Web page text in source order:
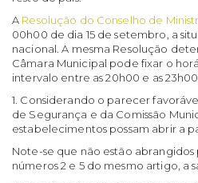
A Resolução do Conselho de
00h00 de dia 15 de setembro, a
nacional. A mesma Resolução
Câmara Municipal pode fixar o
intervalo entre as 20h00 e as
1. Considerando o parecer
de Segurança e da Comissão
estabelecimentos possam abrir a
Note-se que não estão
números 2 e 5 do mesmo artigo, a